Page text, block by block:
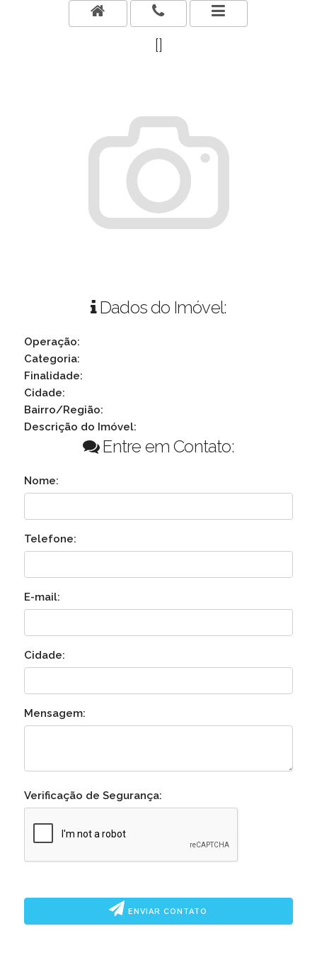
[]
Dados do Imóvel:
Operação:
Categoria:
Finalidade:
Cidade:
Bairro/Região:
Descrição do Imóvel:
Entre em Contato:
Nome:
Telefone:
E-mail:
Cidade:
Mensagem:
Verificação de Segurança:
ENVIAR CONTATO